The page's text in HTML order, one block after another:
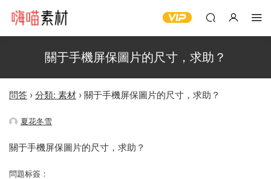
關于手機屏保圖片的尺寸，求助？
問答 › 分類: 素材 › 關于手機屏保圖片的尺寸，求助？
夏花冬雪
關于手機屏保圖片的尺寸，求助？
問題标簽：